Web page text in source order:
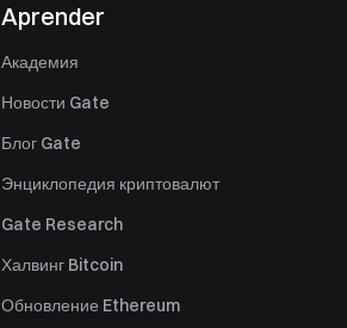
Aprender
Академия
Новости Gate
Блог Gate
Энциклопедия криптовалют
Gate Research
Халвинг Bitcoin
Обновление Ethereum